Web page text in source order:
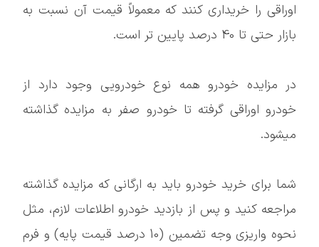
اوراقی را خریداری کنند که معمولاً قیمت آن نسبت به
بازار حتی تا 40 درصد پایین تر است.
در مزایده خودرو همه نوع خودرویی وجود دارد از
خودرو اوراقی گرفته تا خودرو صفر به مزایده گذاشته
میشود.
شما برای خرید خودرو باید به ارگانی که مزایده گذاشته
مراجعه کنید و پس از بازدید خودرو اطلاعات لازم، مثل
نحوه واریزی وجه تضمین (10 درصد قیمت پایه) و فرم